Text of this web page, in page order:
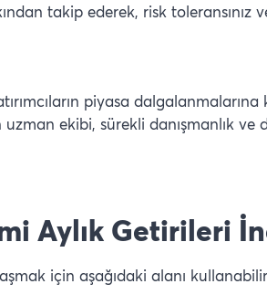
takip ederek, risk
piyasa
uzman ekibi, sürekli danışmanlık
Aylık Getirileri
için aşağıdaki alanı